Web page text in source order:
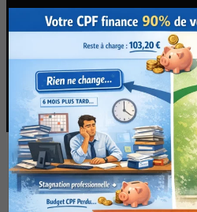
Nous consulter pour
Quand pouvez-vous
S’inscrire à la
En présentiel ou en
Contenu de la
Power BI